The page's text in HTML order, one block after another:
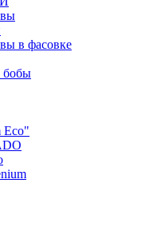
в фасовке
бобы